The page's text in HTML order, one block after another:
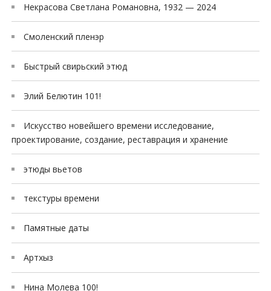
Некрасова Светлана Романовна, 1932 — 2024
Смоленский пленэр
Быстрый свирьский этюд
Элий Белютин 101!
Искусство новейшего времени исследование,
проектирование, создание, реставрация и хранение
этюды вьетов
текстуры времени
Памятные даты
Артхыз
Нина Молева 100!